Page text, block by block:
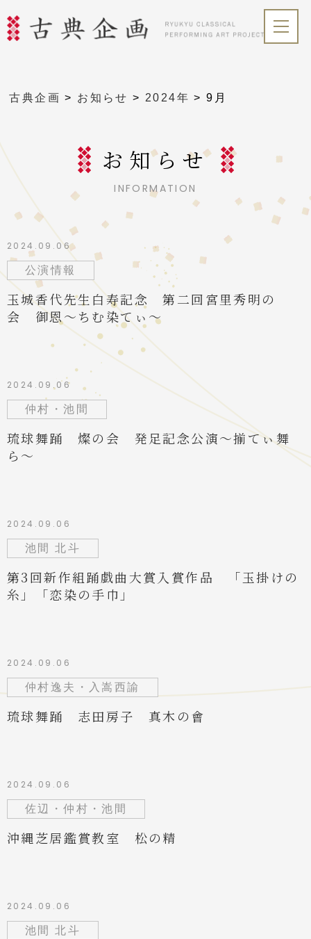
古典企画 > お知らせ > 2024年 >9月
お知らせ
INFORMATION
2024.09.06
公演情報
玉城香代先生白寿記念 第二回宮里秀明の
会 御恩〜ちむ染てぃ〜
2024.09.06
仲村・池間
琉球舞踊 燦の会 発足記念公演〜揃てぃ舞
ら〜
2024.09.06
池間 北斗
第3回新作組踊戯曲大賞入賞作品 「玉掛けの
糸」「恋染の手巾」
2024.09.06
仲村逸夫・入嵩西諭
琉球舞踊 志田房子 真木の會
2024.09.06
佐辺・仲村・池間
沖縄芝居鑑賞教室 松の精
2024.09.06
池間 北斗